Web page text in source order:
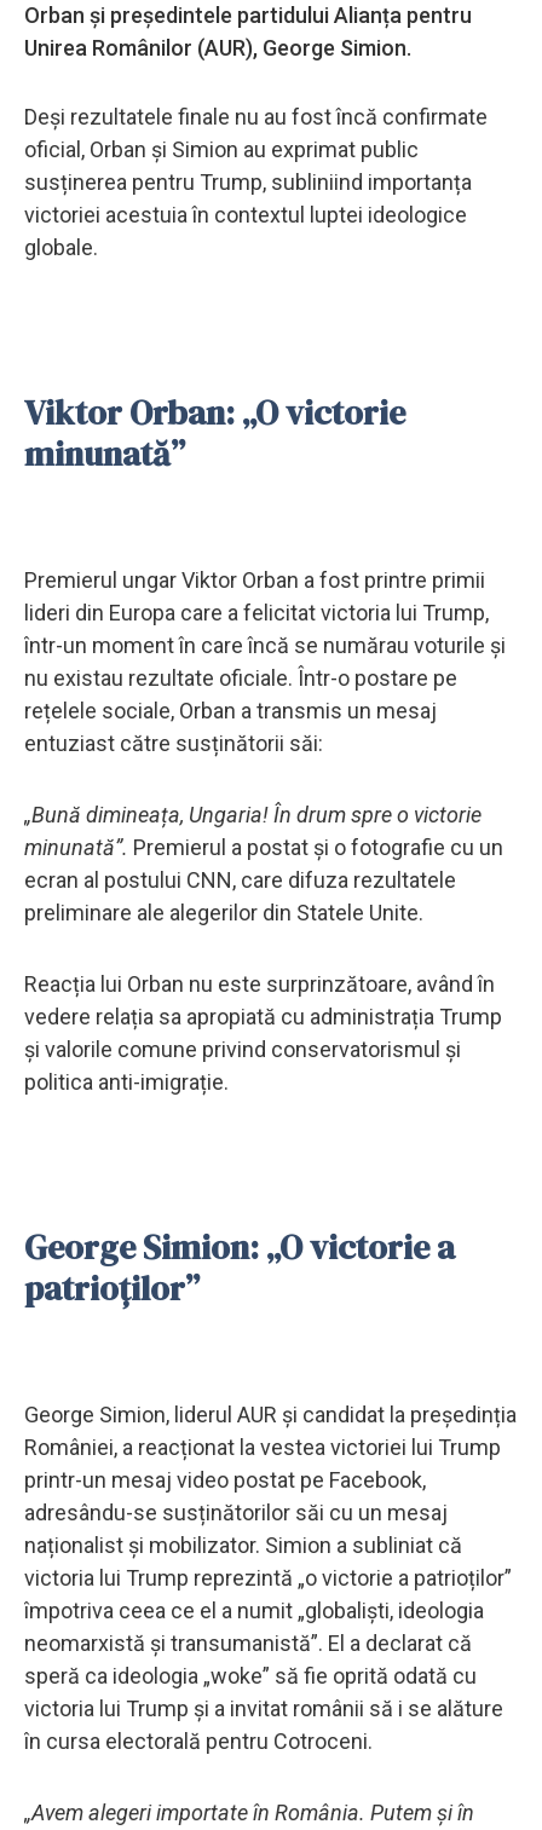
Orban și președintele partidului Alianța pentru
Unirea Românilor (AUR), George Simion.
Deși rezultatele finale nu au fost încă confirmate
oficial, Orban și Simion au exprimat public
susținerea pentru Trump, subliniind importanța
victoriei acestuia în contextul luptei ideologice
globale.
Viktor Orban: „O victorie
minunată”
Premierul ungar Viktor Orban a fost printre primii
lideri din Europa care a felicitat victoria lui Trump,
într-un moment în care încă se numărau voturile și
nu existau rezultate oficiale. Într-o postare pe
rețelele sociale, Orban a transmis un mesaj
entuziast către susținătorii săi:
„Bună dimineața, Ungaria! În drum spre o victorie
minunată”. Premierul a postat și o fotografie cu un
ecran al postului CNN, care difuza rezultatele
preliminare ale alegerilor din Statele Unite.
Reacția lui Orban nu este surprinzătoare, având în
vedere relația sa apropiată cu administrația Trump
și valorile comune privind conservatorismul și
politica anti-imigrație.
George Simion: „O victorie a
patrioților”
George Simion, liderul AUR și candidat la președinția
României, a reacționat la vestea victoriei lui Trump
printr-un mesaj video postat pe Facebook,
adresându-se susținătorilor săi cu un mesaj
naționalist și mobilizator. Simion a subliniat că
victoria lui Trump reprezintă „o victorie a patrioților”
împotriva ceea ce el a numit „globaliști, ideologia
neomarxistă și transumanistă”. El a declarat că
speră ca ideologia „woke” să fie oprită odată cu
victoria lui Trump și a invitat românii să i se alăture
în cursa electorală pentru Cotroceni.
„Avem alegeri importate în România. Putem și în